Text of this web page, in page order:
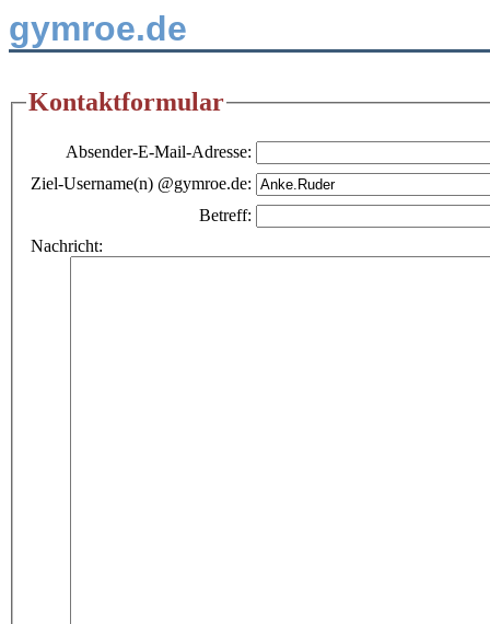
gymroe.de
Kontaktformular
Absender-E-Mail-Adresse:
Ziel-Username(n) @gymroe.de:
Betreff:
Nachricht: